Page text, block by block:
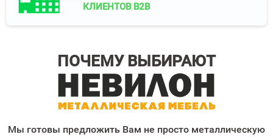
КЛИЕНТОВ B2B
ПОЧЕМУ ВЫБИРАЮТ
Мы готовы предложить Вам не просто металлическую